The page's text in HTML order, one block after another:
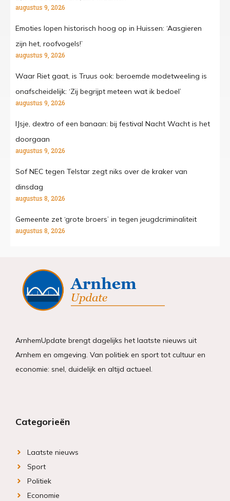
augustus 9, 2026
Emoties lopen historisch hoog op in Huissen: ‘Aasgieren
zijn het, roofvogels!’
augustus 9, 2026
Waar Riet gaat, is Truus ook: beroemde modetweeling is
onafscheidelijk: ‘Zij begrijpt meteen wat ik bedoel’
augustus 9, 2026
IJsje, dextro of een banaan: bij festival Nacht Wacht is het
doorgaan
augustus 9, 2026
Sof NEC tegen Telstar zegt niks over de kraker van
dinsdag
augustus 8, 2026
Gemeente zet ‘grote broers’ in tegen jeugdcriminaliteit
augustus 8, 2026
ArnhemUpdate brengt dagelijks het laatste nieuws uit
Arnhem en omgeving. Van politiek en sport tot cultuur en
economie: snel, duidelijk en altijd actueel.
Categorieën
Laatste nieuws
Sport
Politiek
Economie